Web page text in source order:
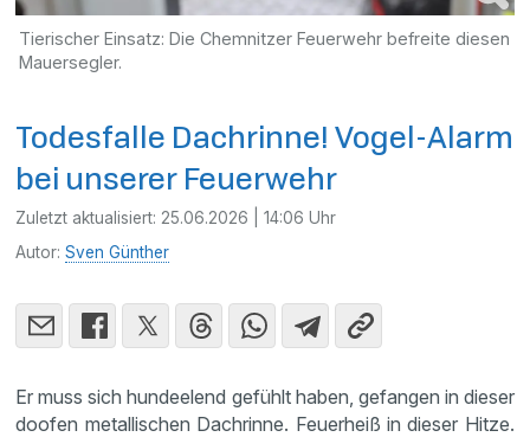
Tierischer Einsatz: Die Chemnitzer Feuerwehr befreite diesen
Mauersegler.
Todesfalle Dachrinne! Vogel-Alarm
bei unserer Feuerwehr
Zuletzt aktualisiert: 25.06.2026 | 14:06 Uhr
Autor:Sven Günther
Er muss sich hundeelend gefühlt haben, gefangen in dieser
doofen metallischen Dachrinne. Feuerheiß in dieser Hitze.